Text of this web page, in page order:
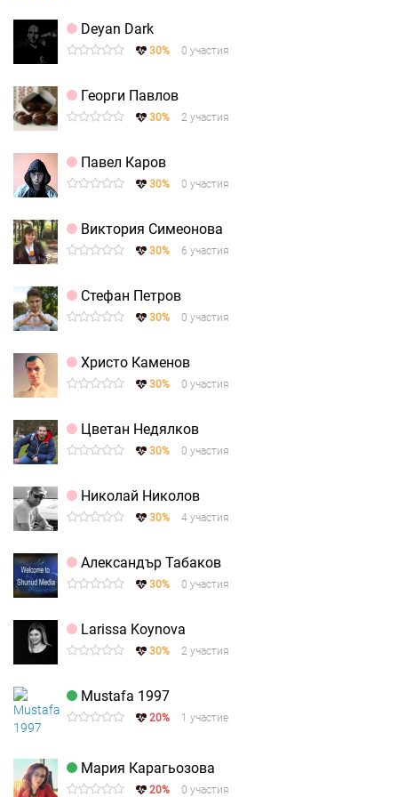
Deyan Dark
30% 0 участия
Георги Павлов
30% 2 участия
Павел Каров
30% 0 участия
Виктория Симеонова
30% 6 участия
Стефан Петров
30% 0 участия
Христо Каменов
30% 0 участия
Цветан Недялков
30% 0 участия
Николай Николов
30% 4 участия
Александър Табаков
30% 0 участия
Larissa Koynova
30% 2 участия
Mustafa 1997
20% 1 участие
Мария Карагьозова
20% 0 участия